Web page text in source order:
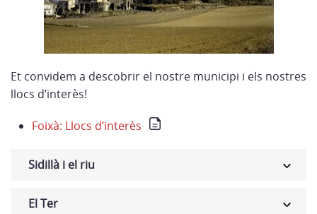
Et convidem a descobrir el nostre municipi i els nostres
llocs d’interès!
Foixà: Llocs d’interès
Sidillà i el riu
El Ter